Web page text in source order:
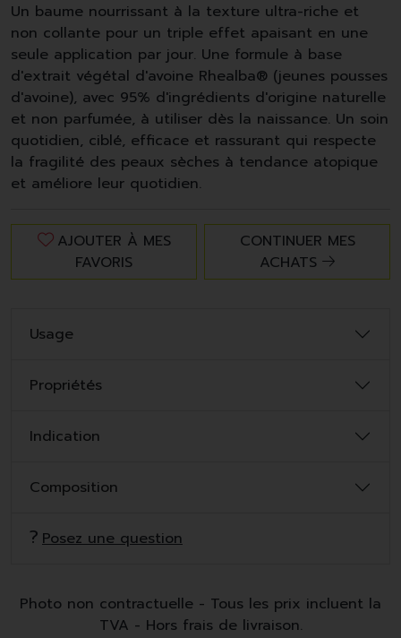
Un baume nourrissant à la texture ultra-riche et
non collante pour un triple effet apaisant en une
seule application par jour. Une formule à base
d'extrait végétal d'avoine Rhealba® (jeunes pousses
d'avoine), avec 95% d'ingrédients d'origine naturelle
et non parfumée, à utiliser dès la naissance. Un soin
quotidien, ciblé, efficace et rassurant qui respecte
la fragilité des peaux sèches à tendance atopique
et améliore leur quotidien.
AJOUTER À MES
FAVORIS
CONTINUER MES
ACHATS
Usage
Propriétés
Indication
Composition
Posez une question
Photo non contractuelle - Tous les prix incluent la
TVA - Hors frais de livraison.